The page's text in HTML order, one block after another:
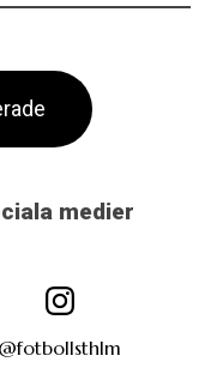
medier
@fotbollsthlm